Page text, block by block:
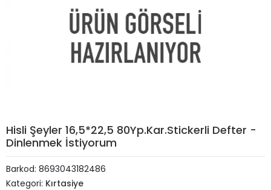
Hisli Şeyler 16,5*22,5 80Yp.Kar.Stickerli Defter -
Dinlenmek İstiyorum
Barkod: 8693043182486
Kategori: Kırtasiye